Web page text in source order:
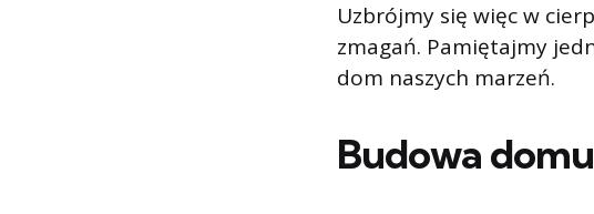
Uzbrójmy się więc w
zmagań. Pamiętajmy
dom naszych marzeń.
Budowa